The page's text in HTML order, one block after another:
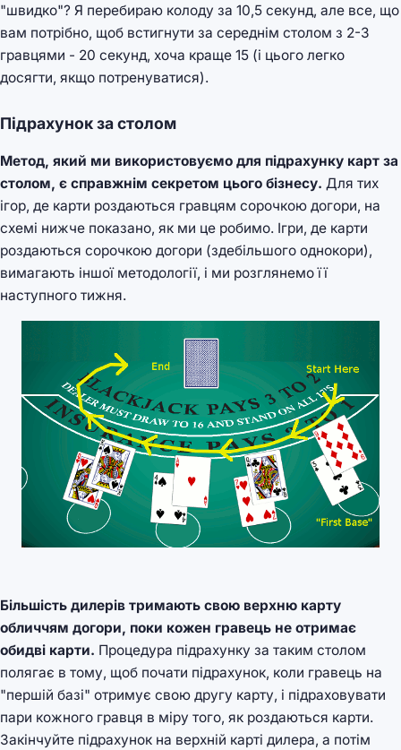
"швидко"? Я перебираю колоду за 10,5 секунд, але все, що
вам потрібно, щоб встигнути за середнім столом з 2-3
гравцями - 20 секунд, хоча краще 15 (і цього легко
досягти, якщо потренуватися).
Підрахунок за столом
Метод, який ми використовуємо для підрахунку карт за
столом, є справжнім секретом цього бізнесу. Для тих
ігор, де карти роздаються гравцям сорочкою догори, на
схемі нижче показано, як ми це робимо. Ігри, де карти
роздаються сорочкою догори (здебільшого однокори),
вимагають іншої методології, і ми розглянемо її
наступного тижня.
Більшість дилерів тримають свою верхню карту
обличчям догори, поки кожен гравець не отримає
обидві карти. Процедура підрахунку за таким столом
полягає в тому, щоб почати підрахунок, коли гравець на
"першій базі" отримує свою другу карту, і підраховувати
пари кожного гравця в міру того, як роздаються карти.
Закінчуйте підрахунок на верхній карті дилера, а потім